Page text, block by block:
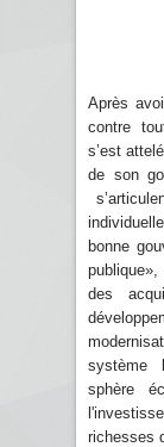
Après
contre
s’est
de son
bonne
des
système
sphère
richesses